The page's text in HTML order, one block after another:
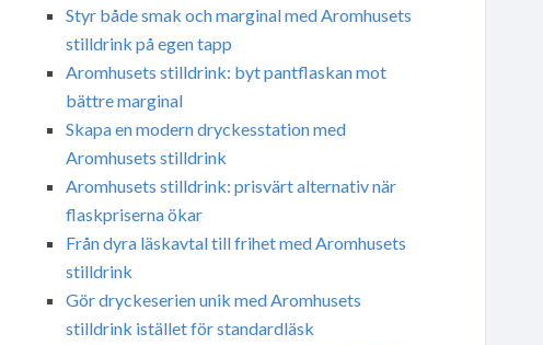
Styr både smak och marginal med Aromhusets
stilldrink på egen tapp
Aromhusets stilldrink: byt pantflaskan mot
bättre marginal
Skapa en modern dryckesstation med
Aromhusets stilldrink
Aromhusets stilldrink: prisvärt alternativ när
flaskpriserna ökar
Från dyra läskavtal till frihet med Aromhusets
stilldrink
Gör dryckeserien unik med Aromhusets
stilldrink istället för standardläsk